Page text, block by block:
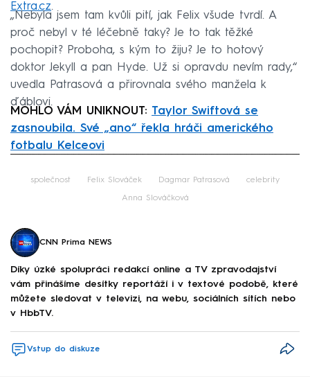
Extra.cz.
„Nebyla jsem tam kvůli pití, jak Felix všude tvrdí. A
proč nebyl v té léčebně taky? Je to tak těžké
pochopit? Proboha, s kým to žiju? Je to hotový
doktor Jekyll a pan Hyde. Už si opravdu nevím rady,“
uvedla Patrasová a přirovnala svého manžela k
ďáblovi.
MOHLO VÁM UNIKNOUT: Taylor Swiftová se
zasnoubila. Své „ano“ řekla hráči amerického
fotbalu Kelceovi
společnost Felix Slováček Dagmar Patrasová celebrity
Anna Slováčková
CNN Prima NEWS
Díky úzké spolupráci redakcí online a TV zpravodajství
vám přinášíme desítky reportáží i v textové podobě, které
můžete sledovat v televizi, na webu, sociálních sítích nebo
v HbbTV.
Vstup do diskuze